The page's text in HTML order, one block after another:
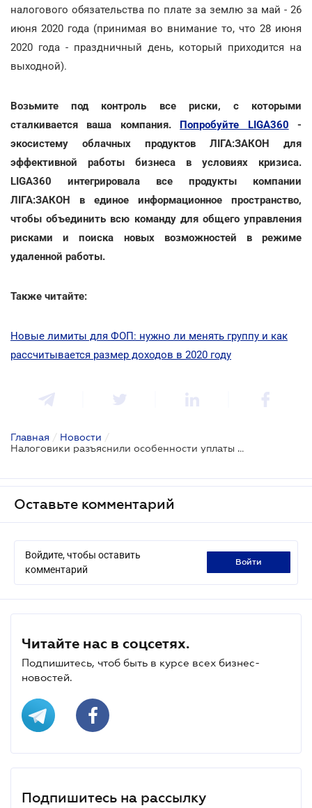
налогового обязательства по плате за землю за май - 26
июня 2020 года (принимая во внимание то, что 28 июня
2020 года - праздничный день, который приходится на
выходной).
Возьмите под контроль все риски, с которыми
сталкивается ваша компания. Попробуйте LIGA360 -
экосистему облачных продуктов ЛІГА:ЗАКОН для
эффективной работы бизнеса в условиях кризиса.
LIGA360 интегрировала все продукты компании
ЛІГА:ЗАКОН в единое информационное пространство,
чтобы объединить всю команду для общего управления
рисками и поиска новых возможностей в режиме
удаленной работы.
Также читайте:
Новые лимиты для ФОП: нужно ли менять группу и как
рассчитывается размер доходов в 2020 году
Главная / Новости /
Налоговики разъяснили особенности уплаты платы за землю на период карантина
Оставьте комментарий
Войдите, чтобы оставить
комментарий
войти
Читайте нас в соцсетях.
Подпишитесь, чтоб быть в курсе всех бизнес-
новостей.
Подпишитесь на рассылку